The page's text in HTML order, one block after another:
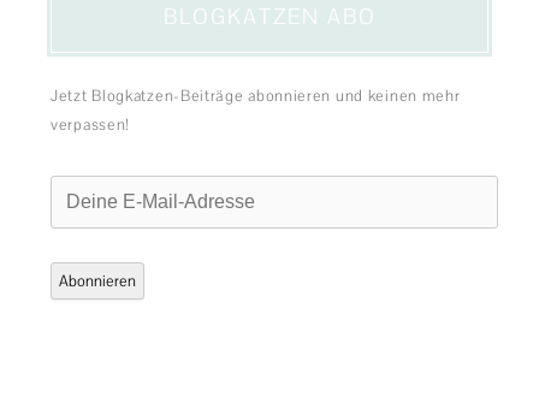
BLOGKATZEN ABO
Jetzt Blogkatzen-Beiträge abonnieren und keinen mehr
verpassen!
Deine
Adresse
Abonnieren